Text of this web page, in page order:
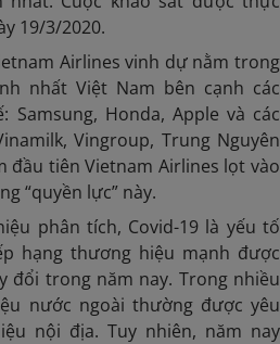
19/3/2020.
Airlines vinh dự nằm trong
nhất Việt Nam bên cạnh các
Honda, Apple và các
Vingroup, Trung Nguyên
đầu tiên Vietnam Airlines lọt vào
“quyền lực” này.
phân tích, Covid-19 là yếu tố
hạng thương hiệu mạnh được
đổi trong năm nay. Trong nhiều
nước ngoài thường được yêu
nội địa. Tuy nhiên, năm nay